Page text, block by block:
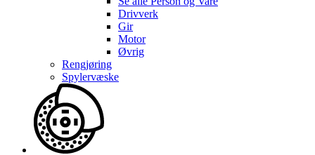
Drivverk
Gir
Motor
Øvrig
Rengjøring
Spylervæske